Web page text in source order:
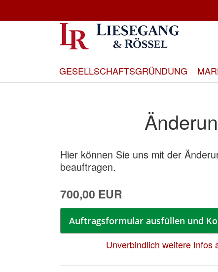
zum
Inhalt
GESELLSCHAFTSGRÜNDUNG
Hier können Sie uns mit der
beauftragen.
700,00 EUR
Auftragsformular ausfüllen und
Unverbindlich weitere Infos